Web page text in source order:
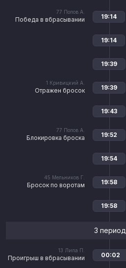
77 Попов А.
Победа в вбрасывании 19:14
19:14
19:39
1 Кривицкий А.
Отражен бросок 19:39
19:43
77 Попов А.
Блокировка броска 19:52
19:54
45 Мельников Г.
Бросок по воротам 19:58
19:58
3 период
13 Липа П.
Проигрыш в вбрасывании 00:02